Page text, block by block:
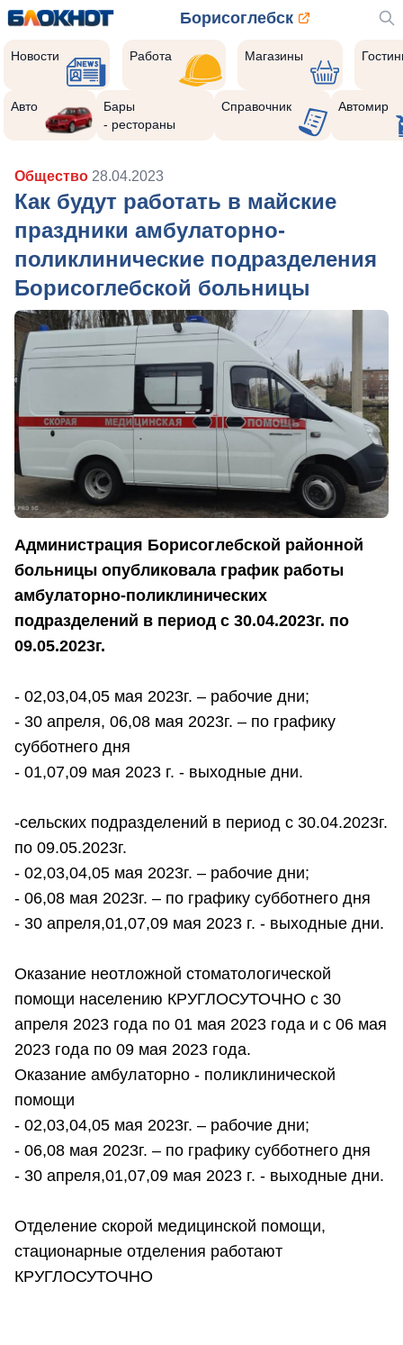
Борисоглебск
Новости Работа Магазины
Авто
Бары
- рестораны
Справочник Автомир
Общество 28.04.2023
Как будут работать в майские
праздники амбулаторно-
поликлинические подразделения
Борисоглебской больницы
Администрация Борисоглебской районной
больницы опубликовала график работы
амбулаторно-поликлинических
подразделений в период с 30.04.2023г. по
09.05.2023г.
- 02,03,04,05 мая 2023г. – рабочие дни;
- 30 апреля, 06,08 мая 2023г. – по графику
субботнего дня
- 01,07,09 мая 2023 г. - выходные дни.
-сельских подразделений в период с 30.04.2023г.
по 09.05.2023г.
- 02,03,04,05 мая 2023г. – рабочие дни;
- 06,08 мая 2023г. – по графику субботнего дня
- 30 апреля,01,07,09 мая 2023 г. - выходные дни.
Оказание неотложной стоматологической
помощи населению КРУГЛОСУТОЧНО с 30
апреля 2023 года по 01 мая 2023 года и с 06 мая
2023 года по 09 мая 2023 года.
Оказание амбулаторно - поликлинической
помощи
- 02,03,04,05 мая 2023г. – рабочие дни;
- 06,08 мая 2023г. – по графику субботнего дня
- 30 апреля,01,07,09 мая 2023 г. - выходные дни.
Отделение скорой медицинской помощи,
стационарные отделения работают
КРУГЛОСУТОЧНО